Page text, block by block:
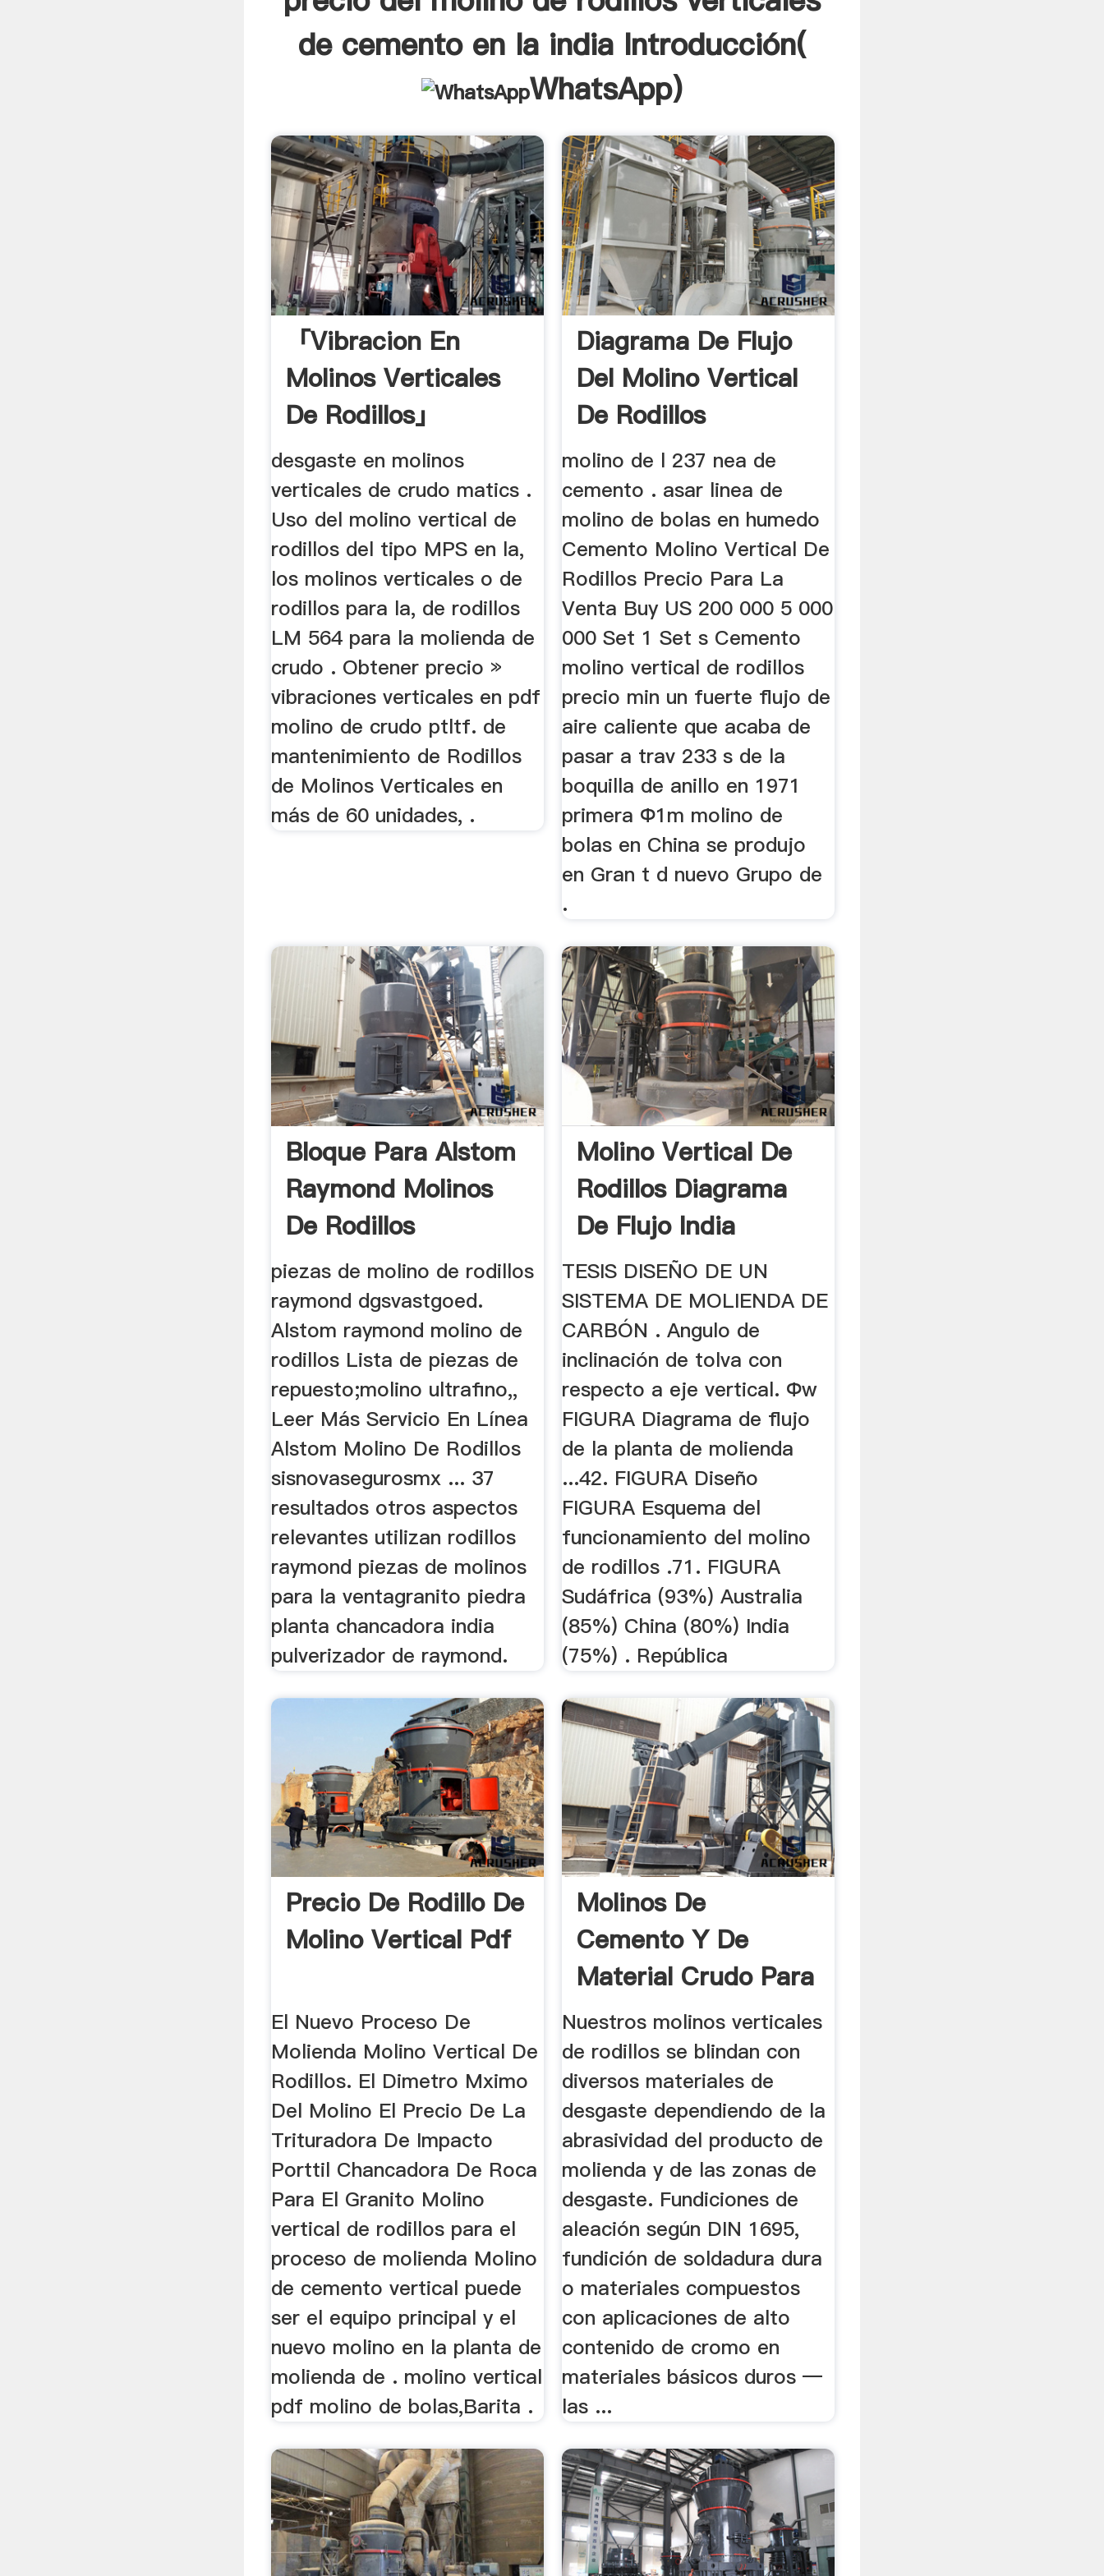
de cemento en la india Introducción(
WhatsApp)
「vibracion En
Molinos Verticales
De Rodillos」
desgaste en molinos
verticales de crudo matics .
Uso del molino vertical de
rodillos del tipo MPS en la,
los molinos verticales o de
rodillos para la, de rodillos
LM 564 para la molienda de
crudo . Obtener precio »
vibraciones verticales en pdf
molino de crudo ptltf. de
mantenimiento de Rodillos
de Molinos Verticales en
más de 60 unidades, .
Diagrama De Flujo
Del Molino Vertical
De Rodillos
molino de l 237 nea de
cemento . asar linea de
molino de bolas en humedo
Cemento Molino Vertical De
Rodillos Precio Para La
Venta Buy US 200 000 5 000
000 Set 1 Set s Cemento
molino vertical de rodillos
precio min un fuerte flujo de
aire caliente que acaba de
pasar a trav 233 s de la
boquilla de anillo en 1971
primera Φ1m molino de
bolas en China se produjo
en Gran t d nuevo Grupo de
.
Bloque Para Alstom
Raymond Molinos
De Rodillos
piezas de molino de rodillos
raymond dgsvastgoed.
Alstom raymond molino de
rodillos Lista de piezas de
repuesto;molino ultrafino,,
Leer Más Servicio En Línea
Alstom Molino De Rodillos
sisnovasegurosmx ... 37
resultados otros aspectos
relevantes utilizan rodillos
raymond piezas de molinos
para la ventagranito piedra
planta chancadora india
pulverizador de raymond.
Molino Vertical De
Rodillos Diagrama
De Flujo India
TESIS DISEÑO DE UN
SISTEMA DE MOLIENDA DE
CARBÓN . Angulo de
inclinación de tolva con
respecto a eje vertical. Фw
FIGURA Diagrama de flujo
de la planta de molienda
...42. FIGURA Diseño
FIGURA Esquema del
funcionamiento del molino
de rodillos .71. FIGURA
Sudáfrica (93%) Australia
(85%) China (80%) India
(75%) . República
Precio De Rodillo De
Molino Vertical Pdf
El Nuevo Proceso De
Molienda Molino Vertical De
Rodillos. El Dimetro Mximo
Del Molino El Precio De La
Trituradora De Impacto
Porttil Chancadora De Roca
Para El Granito Molino
vertical de rodillos para el
proceso de molienda Molino
de cemento vertical puede
ser el equipo principal y el
nuevo molino en la planta de
molienda de . molino vertical
pdf molino de bolas,Barita .
Molinos De
Cemento Y De
Material Crudo Para
Altos Rendimientos
Nuestros molinos verticales
de rodillos se blindan con
diversos materiales de
desgaste dependiendo de la
abrasividad del producto de
molienda y de las zonas de
desgaste. Fundiciones de
aleación según DIN 1695,
fundición de soldadura dura
o materiales compuestos
con aplicaciones de alto
contenido de cromo en
materiales básicos duros —
las ...